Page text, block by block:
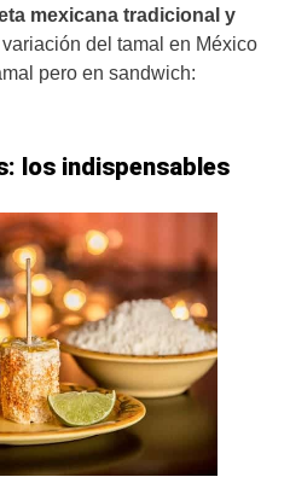
mexicana tradicional y
del tamal en México
pero en sandwich:
los indispensables